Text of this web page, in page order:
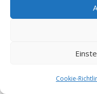
Cookie-
Bei verschlüsselter
Zahlungsdaten, die
derzeitigem
Dritten mitgelesen
Auskunft,